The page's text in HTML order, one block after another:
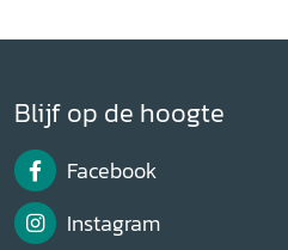
Blijf op de hoogte
Facebook
Instagram